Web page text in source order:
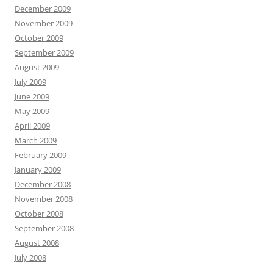
December 2009
November 2009
October 2009
September 2009
August 2009
July 2009
June 2009
May 2009
April 2009
March 2009
February 2009
January 2009
December 2008
November 2008
October 2008
September 2008
August 2008
July 2008